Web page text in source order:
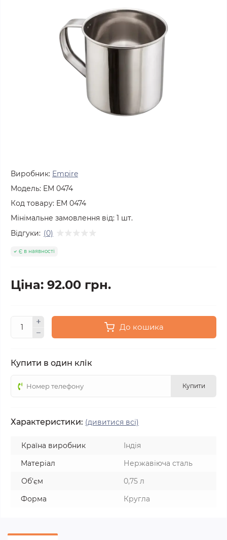
Виробник: Empire
Модель: EM 0474
Код товару: EM 0474
Мінімальне замовлення від: 1 шт.
Відгуки: (0)
Є в наявності
Ціна: 92.00 грн.
До кошика
Купити в один клік
Купити
Характеристики: (дивитися всі)
Країна виробник
Індія
Матеріал
Нержавіюча сталь
Об'єм
0,75 л
Форма
Кругла